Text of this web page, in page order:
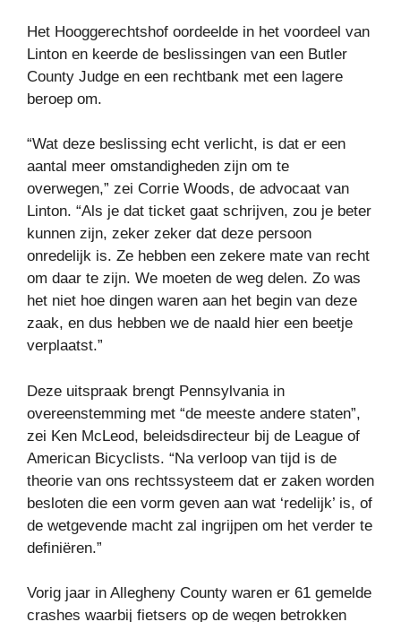
Het Hooggerechtshof oordeelde in het voordeel van
Linton en keerde de beslissingen van een Butler
County Judge en een rechtbank met een lagere
beroep om.
“Wat deze beslissing echt verlicht, is dat er een
aantal meer omstandigheden zijn om te
overwegen,” zei Corrie Woods, de advocaat van
Linton. “Als je dat ticket gaat schrijven, zou je beter
kunnen zijn, zeker zeker dat deze persoon
onredelijk is. Ze hebben een zekere mate van recht
om daar te zijn. We moeten de weg delen. Zo was
het niet hoe dingen waren aan het begin van deze
zaak, en dus hebben we de naald hier een beetje
verplaatst.”
Deze uitspraak brengt Pennsylvania in
overeenstemming met “de meeste andere staten”,
zei Ken McLeod, beleidsdirecteur bij de League of
American Bicyclists. “Na verloop van tijd is de
theorie van ons rechtssysteem dat er zaken worden
besloten die een vorm geven aan wat ‘redelijk’ is, of
de wetgevende macht zal ingrijpen om het verder te
definiëren.”
Vorig jaar in Allegheny County waren er 61 gemelde
crashes waarbij fietsers op de wegen betrokken